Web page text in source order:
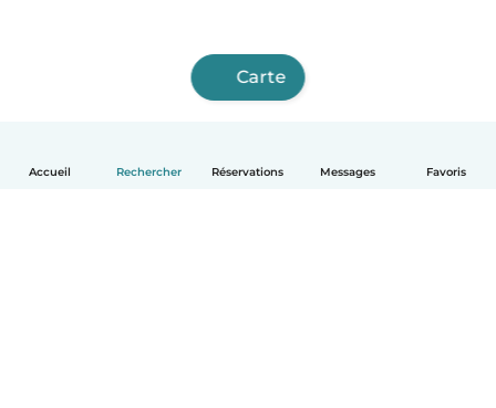
Accueil Rechercher Réservations Messages Favoris
Carte